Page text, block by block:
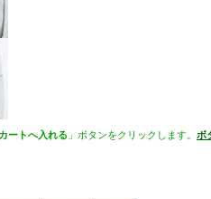
ートへ入れる 」ボタンをクリックします。 ボ